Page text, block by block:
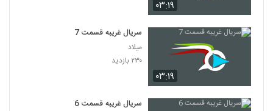
۰۳:۱۹
۰۳:۱۹
سریال غریبه قسمت 7
میلاد
۲۳۰ بازدید
سریال غریبه قسمت 6